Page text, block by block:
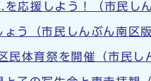
を応援しよう！（市民
ょう（市民しんぶん南
民体育祭を開催（市民